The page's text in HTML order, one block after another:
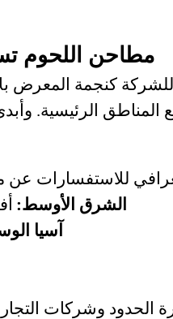
مطاحن اللحوم
كنجمة المعرض
المناطق الرئيسية.
الشرق الأوسط:
آسيا
وشركات التجارة